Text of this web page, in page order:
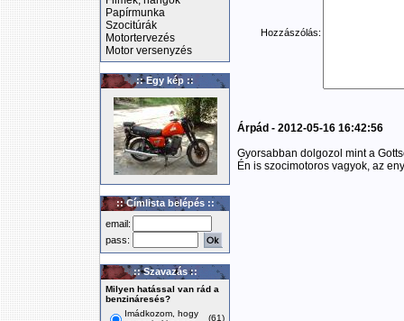
Papírmunka
Szocitúrák
Motortervezés
Motor versenyzés
:: Egy kép ::
:: Címlista belépés ::
email:
pass:
:: Szavazás ::
Milyen hatással van rád a
benzináresés?
Imádkozom, hogy
(61)
Hozzászólás:
Árpád - 2012-05-16 16:42:56
Gyorsabban dolgozol mint a
Én is szocimotoros vagyok, az